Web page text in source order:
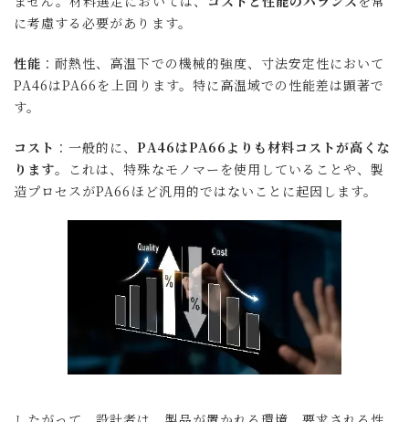
に考慮する必要があります。
性能 ：耐熱性、高温下での機械的強度、寸法安定性において
PA46はPA66を上回ります。特に高温域での性能差は顕著で
す。
コスト ：一般的に、PA46はPA66よりも材料コストが高くな
ります。これは、特殊なモノマーを使用していることや、製
造プロセスがPA66ほど汎用的ではないことに起因します。